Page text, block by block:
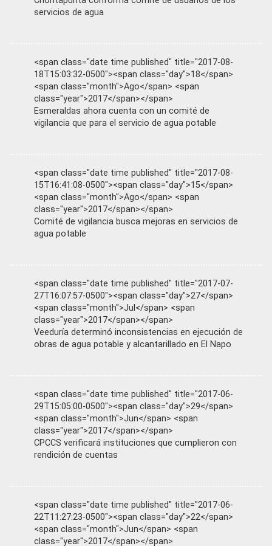
servicios de agua
<span class="date time published" title="2017-08-
18T15:03:32-0500"><span class="day">18</span>
<span class="month">Ago</span> <span
class="year">2017</span></span>
Esmeraldas ahora cuenta con un comité de
vigilancia que para el servicio de agua potable
<span class="date time published" title="2017-08-
15T16:41:08-0500"><span class="day">15</span>
<span class="month">Ago</span> <span
class="year">2017</span></span>
Comité de vigilancia busca mejoras en servicios de
agua potable
<span class="date time published" title="2017-07-
27T16:07:57-0500"><span class="day">27</span>
<span class="month">Jul</span> <span
class="year">2017</span></span>
Veeduría determinó inconsistencias en ejecución de
obras de agua potable y alcantarillado en El Napo
<span class="date time published" title="2017-06-
29T15:05:00-0500"><span class="day">29</span>
<span class="month">Jun</span> <span
class="year">2017</span></span>
CPCCS verificará instituciones que cumplieron con
rendición de cuentas
<span class="date time published" title="2017-06-
22T11:27:23-0500"><span class="day">22</span>
<span class="month">Jun</span> <span
class="year">2017</span></span>